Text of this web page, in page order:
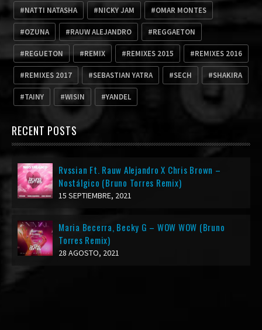
NATTI NATASHA NICKY JAM OMAR MONTES
OZUNA RAUW ALEJANDRO REGGAETON
REGUETON REMIX REMIXES 2015 REMIXES 2016
REMIXES 2017 SEBASTIAN YATRA SECH SHAKIRA
TAINY WISIN YANDEL
RECENT POSTS
Rvssian Ft. Rauw Alejandro X Chris Brown –
Nostálgico (Bruno Torres Remix)
15 SEPTIEMBRE, 2021
Maria Becerra, Becky G – WOW WOW (Bruno
Torres Remix)
28 AGOSTO, 2021